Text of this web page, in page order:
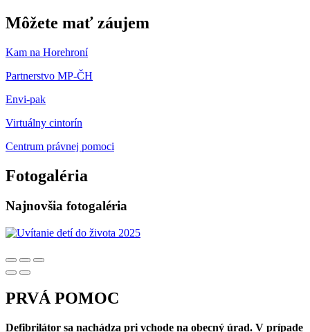
Môžete mať záujem
Kam na Horehroní
Partnerstvo MP-ČH
Envi-pak
Virtuálny cintorín
Centrum právnej pomoci
Fotogaléria
Najnovšia fotogaléria
PRVÁ POMOC
Defibrilátor sa nachádza pri vchode na obecný úrad. V prípade